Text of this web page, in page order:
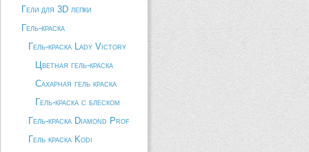
Гели для 3D лепки
Гель-краска
Гель-краска Lady Victory
Цветная гель-краска
Сахарная гель краска
Гель-краска с блеском
Гель-краска Diamond Prof
Гель краска Kodi